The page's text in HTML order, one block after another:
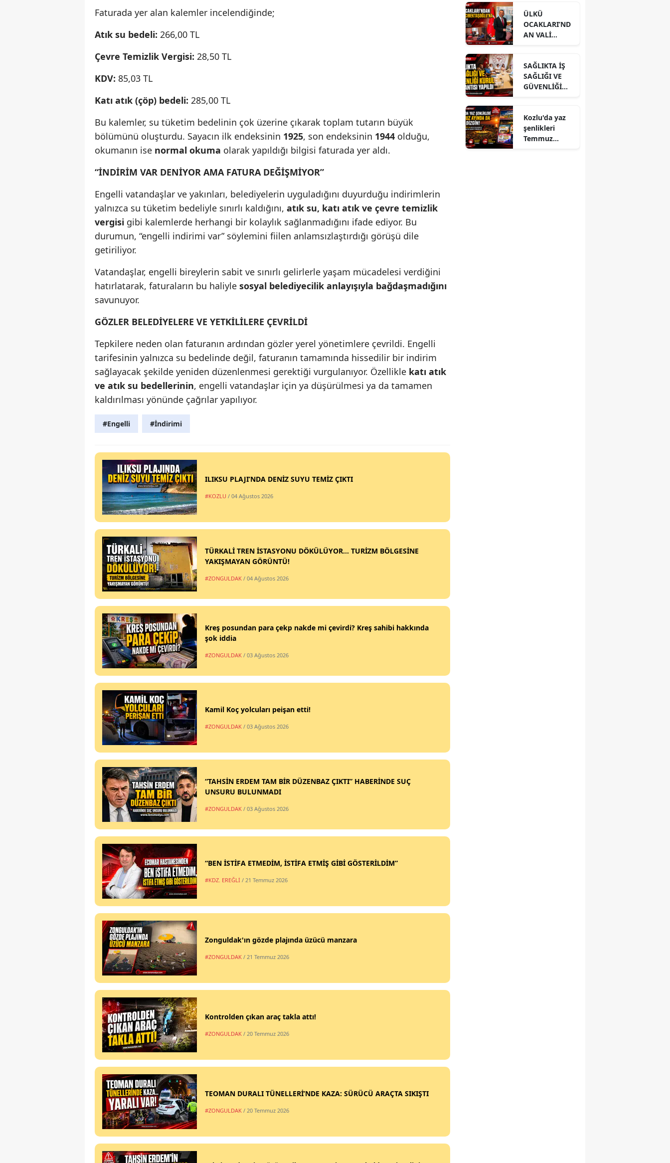
Faturada yer alan kalemler incelendiğinde;
Atık su bedeli: 266,00 TL
Çevre Temizlik Vergisi: 28,50 TL
KDV: 85,03 TL
Katı atık (çöp) bedeli: 285,00 TL
Bu kalemler, su tüketim bedelinin çok üzerine çıkarak toplam tutarın büyük
bölümünü oluşturdu. Sayacın ilk endeksinin 1925, son endeksinin 1944 olduğu,
okumanın ise normal okuma olarak yapıldığı bilgisi faturada yer aldı.
“İNDİRİM VAR DENİYOR AMA FATURA DEĞİŞMİYOR”
Engelli vatandaşlar ve yakınları, belediyelerin uyguladığını duyurduğu indirimlerin
yalnızca su tüketim bedeliyle sınırlı kaldığını, atık su, katı atık ve çevre temizlik
vergisi gibi kalemlerde herhangi bir kolaylık sağlanmadığını ifade ediyor. Bu
durumun, “engelli indirimi var” söylemini fiilen anlamsızlaştırdığı görüşü dile
getiriliyor.
Vatandaşlar, engelli bireylerin sabit ve sınırlı gelirlerle yaşam mücadelesi verdiğini
hatırlatarak, faturaların bu haliyle sosyal belediyecilik anlayışıyla bağdaşmadığını
savunuyor.
GÖZLER BELEDİYELERE VE YETKİLİLERE ÇEVRİLDİ
Tepkilere neden olan faturanın ardından gözler yerel yönetimlere çevrildi. Engelli
tarifesinin yalnızca su bedelinde değil, faturanın tamamında hissedilir bir indirim
sağlayacak şekilde yeniden düzenlenmesi gerektiği vurgulanıyor. Özellikle katı atık
ve atık su bedellerinin, engelli vatandaşlar için ya düşürülmesi ya da tamamen
kaldırılması yönünde çağrılar yapılıyor.
#Engelli #İndirimi
ILIKSU PLAJI’NDA DENİZ SUYU TEMİZ ÇIKTI
#KOZLU / 04 Ağustos 2026
TÜRKALİ TREN İSTASYONU DÖKÜLÜYOR... TURİZM BÖLGESİNE
YAKIŞMAYAN GÖRÜNTÜ!
#ZONGULDAK / 04 Ağustos 2026
Kreş posundan para çekp nakde mi çevirdi? Kreş sahibi hakkında
şok iddia
#ZONGULDAK / 03 Ağustos 2026
Kamil Koç yolcuları peişan etti!
#ZONGULDAK / 03 Ağustos 2026
“TAHSİN ERDEM TAM BİR DÜZENBAZ ÇIKTI” HABERİNDE SUÇ
UNSURU BULUNMADI
#ZONGULDAK / 03 Ağustos 2026
“BEN İSTİFA ETMEDİM, İSTİFA ETMİŞ GİBİ GÖSTERİLDİM”
#KDZ. EREĞLİ / 21 Temmuz 2026
Zonguldak'ın gözde plajında üzücü manzara
#ZONGULDAK / 21 Temmuz 2026
Kontrolden çıkan araç takla attı!
#ZONGULDAK / 20 Temmuz 2026
TEOMAN DURALI TÜNELLERİ’NDE KAZA: SÜRÜCÜ ARAÇTA SIKIŞTI
#ZONGULDAK / 20 Temmuz 2026
ÜLKÜ
OCAKLARI’ND
AN VALİ
ZİYARET
SAĞLIKTA İŞ
SAĞLIĞI VE
GÜVENLİĞİ
YAPILDI
Kozlu'da yaz
şenlikleri
Temmuz